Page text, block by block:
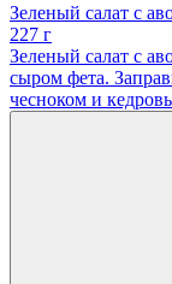
Зеленый салат с
227 г
Зеленый салат с
сыром фета.
чесноком и